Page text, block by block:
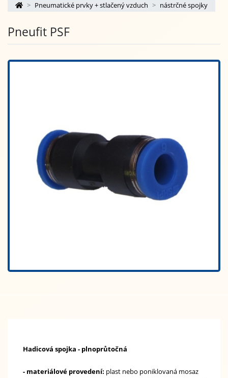
Pneumatické prvky + stlačený vzduch nástrčné spojky
Pneufit PSF
Hadicová spojka - plnoprůtočná
- materiálové provedení: plast nebo poniklovaná mosaz